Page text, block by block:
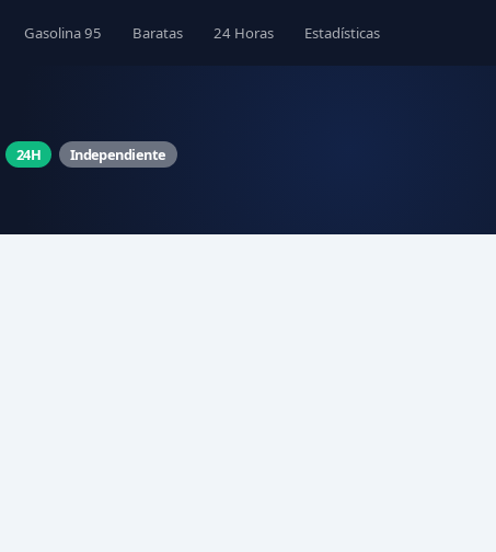
Gasolina 95 Baratas 24 Horas Estadísticas
24H
Independiente